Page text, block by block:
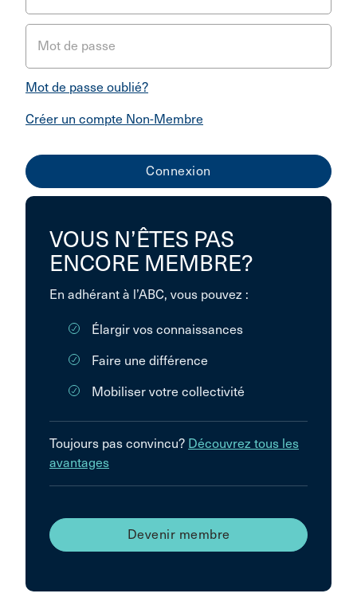
Mot de passe
Mot de passe oublié?
Créer un compte Non-Membre
VOUS N’ÊTES PAS
ENCORE MEMBRE?
En adhérant à l’ABC, vous pouvez :
Élargir vos connaissances
Faire une différence
Mobiliser votre collectivité
Toujours pas convincu? Découvrez tous les
avantages
Devenir membre